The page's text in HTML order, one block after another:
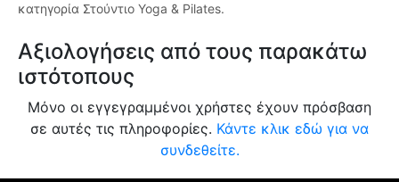
κατηγορία Στούντιο Yoga & Pilates.
Αξιολογήσεις από τους παρακάτω
ιστότοπους
Μόνο οι εγγεγραμμένοι χρήστες έχουν πρόσβαση
σε αυτές τις πληροφορίες. Κάντε κλικ εδώ για να
συνδεθείτε.